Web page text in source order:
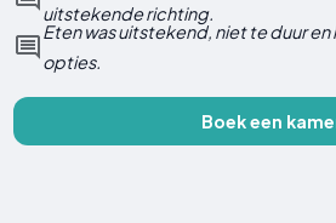
uitstekende richting.
Eten was uitstekend, niet te duur
opties.
Boek een